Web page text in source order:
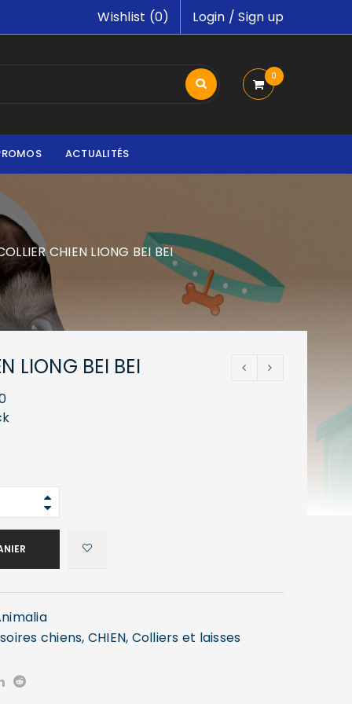
Login /Sign up
Wishlist (0)
0
ACTUALITÉS
CHIEN LIONG BEI BEI
LIONG BEI BEI
chiens, CHIEN, Colliers et laisses